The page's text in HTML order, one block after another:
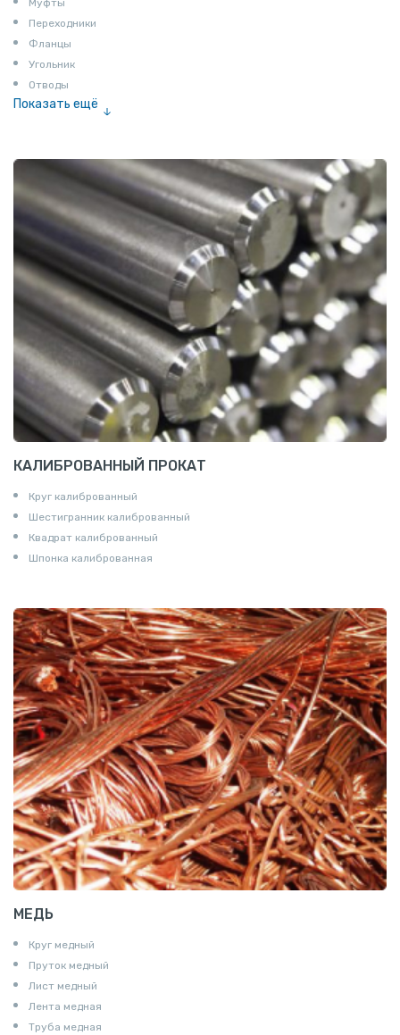
Муфты
Переходники
Фланцы
Угольник
Отводы
Показать ещё
Соединение «американка»
Штуцеры
Сгоны
Удлинители для труб
Крестовины
Контргайки
КАЛИБРОВАННЫЙ ПРОКАТ
Круг калиброванный
Шестигранник калиброванный
Квадрат калиброванный
Шпонка калиброванная
МЕДЬ
Круг медный
Пруток медный
Лист медный
Лента медная
Труба медная